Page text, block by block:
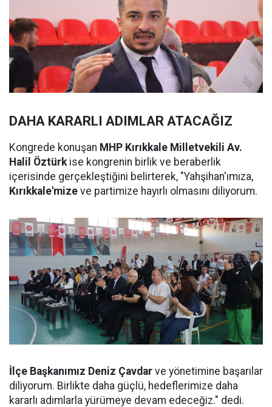
DAHA KARARLI ADIMLAR ATACAĞIZ
Kongrede konuşan MHP Kırıkkale Milletvekili Av.
Halil Öztürk ise kongrenin birlik ve beraberlik
içerisinde gerçekleştiğini belirterek, "Yahşihan'ımıza,
Kırıkkale'mize ve partimize hayırlı olmasını diliyorum.
İlçe Başkanımız Deniz Çavdar ve yönetimine başarılar
diliyorum. Birlikte daha güçlü, hedeflerimize daha
kararlı adımlarla yürümeye devam edeceğiz." dedi.